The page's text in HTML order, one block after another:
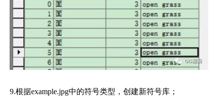
9.根据example.jpg中的符号类型，创建新符号库；